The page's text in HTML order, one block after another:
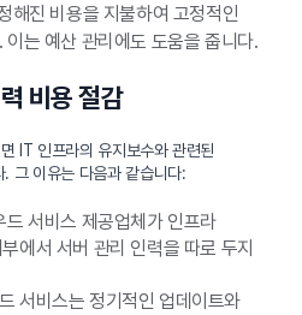
해진 비용을 지불하여 고정적인
는 예산 관리에도 도움을 줍니다.
비용 절감
IT 인프라의 유지보수와 관련된
그 이유는 다음과 같습니다:
서비스 제공업체가 인프라
에서 서버 관리 인력을 따로 두지
서비스는 정기적인 업데이트와